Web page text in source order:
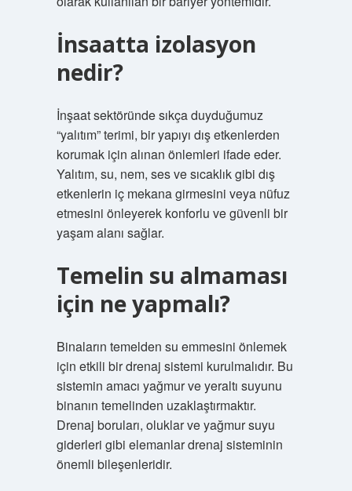
İnsaatta izolasyon
nedir?
İnşaat sektöründe sıkça duyduğumuz
“yalıtım” terimi, bir yapıyı dış etkenlerden
korumak için alınan önlemleri ifade eder.
Yalıtım, su, nem, ses ve sıcaklık gibi dış
etkenlerin iç mekana girmesini veya nüfuz
etmesini önleyerek konforlu ve güvenli bir
yaşam alanı sağlar.
Temelin su almaması
için ne yapmalı?
Binaların temelden su emmesini önlemek
için etkili bir drenaj sistemi kurulmalıdır. Bu
sistemin amacı yağmur ve yeraltı suyunu
binanın temelinden uzaklaştırmaktır.
Drenaj boruları, oluklar ve yağmur suyu
giderleri gibi elemanlar drenaj sisteminin
önemli bileşenleridir.